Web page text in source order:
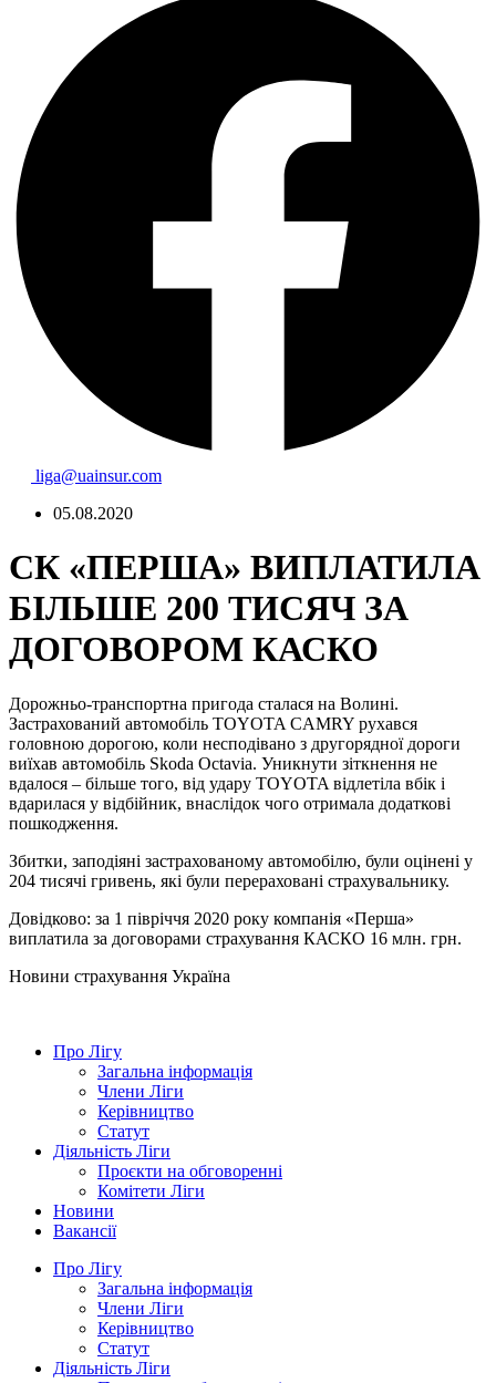
liga@uainsur.com
05.08.2020
СК «ПЕРША» ВИПЛАТИЛА
БІЛЬШЕ 200 ТИСЯЧ ЗА
ДОГОВОРОМ КАСКО
Дорожньо-транспортна пригода сталася на Волині.
Застрахований автомобіль TOYOTA CAMRY рухався
головною дорогою, коли несподівано з другорядної дороги
виїхав автомобіль Skoda Octavia. Уникнути зіткнення не
вдалося – більше того, від удару TOYOTA відлетіла вбік і
вдарилася у відбійник, внаслідок чого отримала додаткові
пошкодження.
Збитки, заподіяні застрахованому автомобілю, були оцінені у
204 тисячі гривень, які були перераховані страхувальнику.
Довідково: за 1 півріччя 2020 року компанія «Перша»
виплатила за договорами страхування КАСКО 16 млн. грн.
Новини страхування Україна
Про Лігу
Загальна інформація
Члени Ліги
Керівництво
Статут
Діяльність Ліги
Проєкти на обговоренні
Комітети Ліги
Новини
Вакансії
Про Лігу
Загальна інформація
Члени Ліги
Керівництво
Статут
Діяльність Ліги